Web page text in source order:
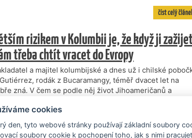
číst celý
rizikem v Kolumbii je, že když ji
třeba chtít vracet do Evropy
a majitel kolumbijské a dnes už i chilské
rodák z Bucaramangy, téměř dvacet let na
zná. V čem se podle něj život Jihoameričanů a
rozdíl od vás si ho umíme mnohem víc užívat,“ usmál
číst celý
cookies
den, tyto webové stránky používají základní soubory
soubory cookie k pochopení toho, jak s nimi